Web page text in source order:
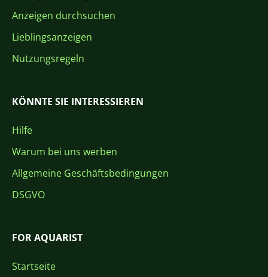
Anzeigen durchsuchen
Lieblingsanzeigen
Nutzungsregeln
KÖNNTE SIE INTERESSIEREN
Hilfe
Warum bei uns werben
Allgemeine Geschäftsbedingungen
DSGVO
FOR AQUARIST
Startseite